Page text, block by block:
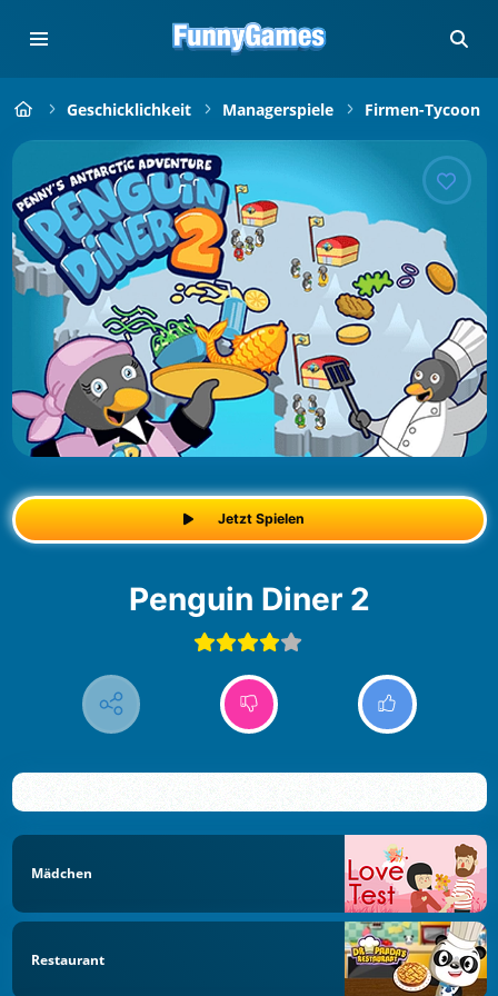
Geschicklichkeit Managerspiele Firmen-Tycoon
Jetzt Spielen
Penguin Diner 2
Mädchen
Restaurant